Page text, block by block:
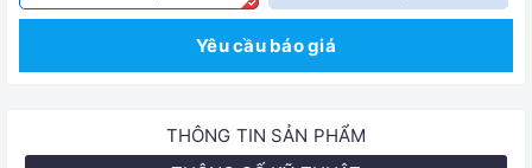
Yêu cầu báo giá
THÔNG TIN SẢN PHẨM